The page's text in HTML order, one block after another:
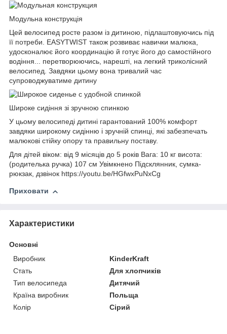
Модульна конструкція
Цей велосипед росте разом із дитиною, підлаштовуючись під
її потреби. EASYTWIST також розвиває навички малюка,
удосконалює його координацію й готує його до самостійного
водіння... перетворюючись, нарешті, на легкий триколісний
велосипед. Завдяки цьому вона тривалий час
супроводжуватиме дитину
Широке сидіння зі зручною спинкою
У цьому велосипеді дитині гарантований 100% комфорт
завдяки широкому сидінню і зручній спинці, які забезпечать
малюкові стійку опору та правильну поставу.
Для дітей віком: від 9 місяців до 5 років Вага: 10 кг висота:
(родителька ручка) 107 см Увімкнено Підсклянник, сумка-
рюкзак, дзвінок https://youtu.be/HGfwxPuNxCg
Приховати
Характеристики
Основні
Виробник
KinderKraft
Стать
Для хлопчиків
Тип велосипеда
Дитячий
Країна виробник
Польща
Колір
Сірий